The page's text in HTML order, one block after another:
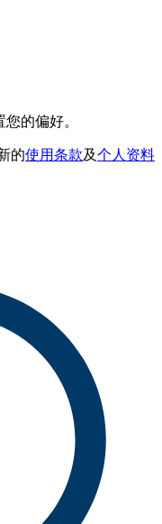
您的偏好。
的使用条款及个人资料